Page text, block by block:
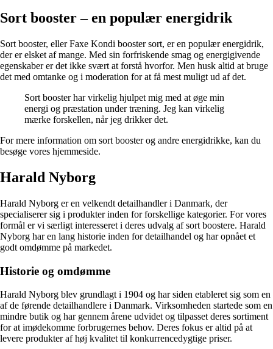
Sort booster – en populær energidrik
Sort booster, eller Faxe Kondi booster sort, er en populær energidrik,
der er elsket af mange. Med sin forfriskende smag og energigivende
egenskaber er det ikke svært at forstå hvorfor. Men husk altid at bruge
det med omtanke og i moderation for at få mest muligt ud af det.
Sort booster har virkelig hjulpet mig med at øge min
energi og præstation under træning. Jeg kan virkelig
mærke forskellen, når jeg drikker det.
For mere information om sort booster og andre energidrikke, kan du
besøge vores hjemmeside.
Harald Nyborg
Harald Nyborg er en velkendt detailhandler i Danmark, der
specialiserer sig i produkter inden for forskellige kategorier. For vores
formål er vi særligt interesseret i deres udvalg af sort boostere. Harald
Nyborg har en lang historie inden for detailhandel og har opnået et
godt omdømme på markedet.
Historie og omdømme
Harald Nyborg blev grundlagt i 1904 og har siden etableret sig som en
af de førende detailhandlere i Danmark. Virksomheden startede som en
mindre butik og har gennem årene udvidet og tilpasset deres sortiment
for at imødekomme forbrugernes behov. Deres fokus er altid på at
levere produkter af høj kvalitet til konkurrencedygtige priser.